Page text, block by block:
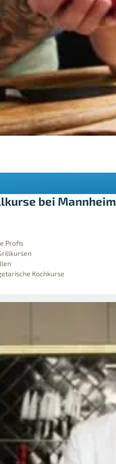
bei Mannheim
Profis
Kochkurse